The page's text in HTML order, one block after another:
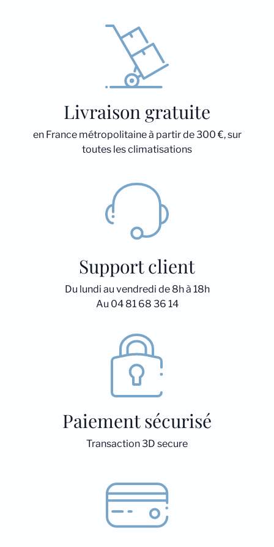
Livraison gratuite
en France métropolitaine à partir de 300 €, sur
toutes les climatisations
Support client
Du lundi au vendredi de 8h à 18h
Au 04 81 68 36 14
Paiement sécurisé
Transaction 3D secure